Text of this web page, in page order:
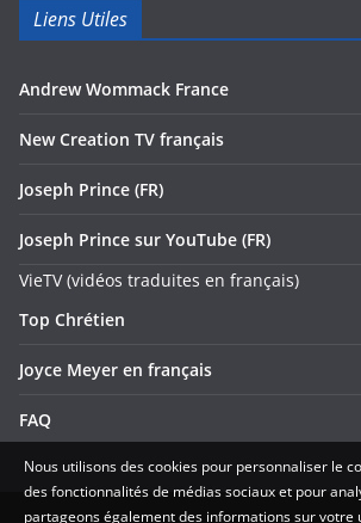
Liens Utiles
Andrew Wommack France
New Creation TV français
Joseph Prince (FR)
Joseph Prince sur YouTube (FR)
VieTV (vidéos traduites en français)
Top Chrétien
Joyce Meyer en français
FAQ
Nous utilisons des cookies pour personnaliser le
des fonctionnalités de médias sociaux et pour
partageons également des informations sur votre